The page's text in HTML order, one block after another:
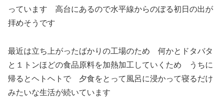
っています 高台にあるので水平線からのぼる初日の出が
拝めそうです
最近は立ち上がったばかりの工場のため 何かとドタバタ
と１トンほどの食品原料を加熱加工していくため うちに
帰るとヘトヘトで 夕食をとって風呂に浸かって寝るだけ
みたいな生活が続いています